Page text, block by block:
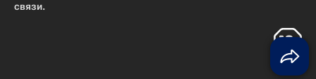
связи.